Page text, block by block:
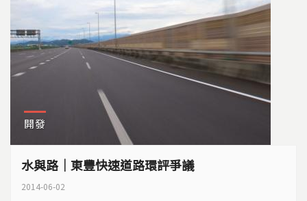
開發
水與路｜東豐快速道路環評爭議
2014-06-02